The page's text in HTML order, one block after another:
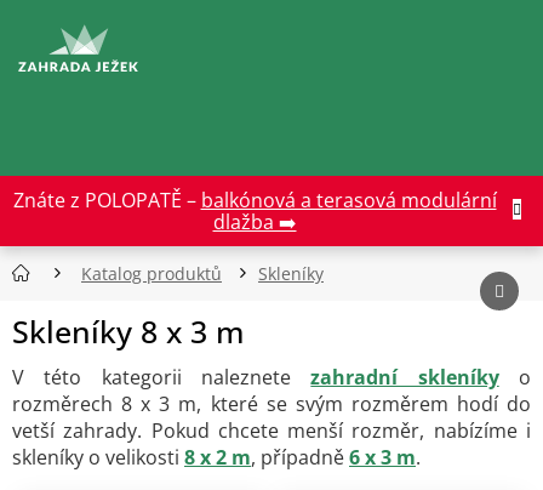
obsah
Znáte z POLOPATĚ – balkónová a terasová modulární
dlažba ➡️
Katalog produktů Skleníky
Skleníky 8 x 3 m
V této kategorii naleznetezahradní skleníkyo
rozměrech 8 x 3 m, které se svým rozměrem hodí do
vetší zahrady. Pokud chcete menší rozměr, nabízíme i
skleníky o velikosti 8 x 2 m, případně6 x 3 m.